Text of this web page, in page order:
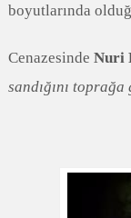
boyutlarında
Cenazesinde Nuri
sandığını